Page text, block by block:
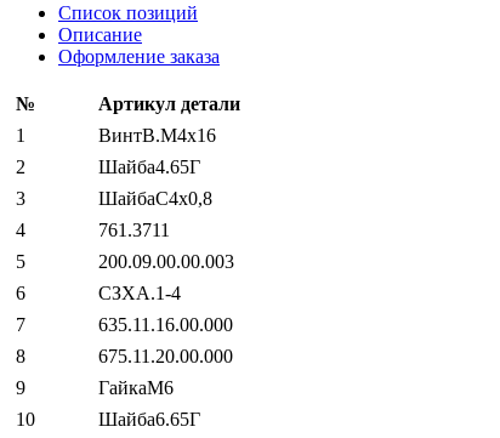
Список позиций
Описание
Оформление заказа
№ Артикул детали
1
ВинтВ.М4х16
2
Шайба4.65Г
3
ШайбаС4х0,8
4
761.3711
5
200.09.00.00.003
6
СЗХА.1-4
7
635.11.16.00.000
8
675.11.20.00.000
9
ГайкаМ6
10
Шайба6.65Г